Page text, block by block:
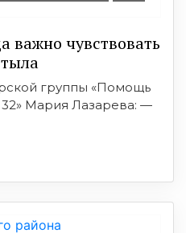
важно чувствовать
группы «Помощь
Мария Лазарева: —